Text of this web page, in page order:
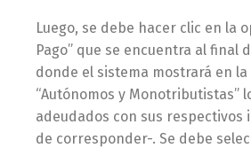
Luego, se debe hacer clic en la
Pago” que se encuentra al final
donde el sistema mostrará en
“Autónomos y Monotributistas”
adeudados con sus respectivos
de corresponder-. Se debe